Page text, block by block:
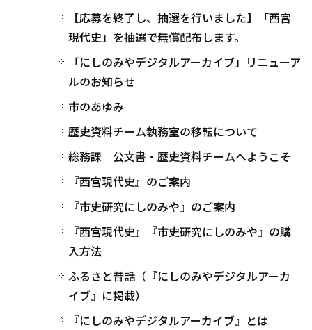
【応募を終了し、抽選を行いました】「西宮
現代史」を抽選で無償配布します。
「にしのみやデジタルアーカイブ」リニューア
ルのお知らせ
市のあゆみ
歴史資料チーム執務室の移転について
総務課 公文書・歴史資料チームへようこそ
『西宮現代史』のご案内
『市史研究にしのみや』のご案内
『西宮現代史』『市史研究にしのみや』の購
入方法
ふるさと昔話（『にしのみやデジタルアーカ
イブ』に掲載）
『にしのみやデジタルアーカイブ』とは